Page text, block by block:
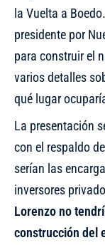
la Vuelta a Boedo.
presidente por
para construir el
varios detalles
qué lugar
La presentación
con el respaldo
serían las
inversores
Lorenzo no
construcción del